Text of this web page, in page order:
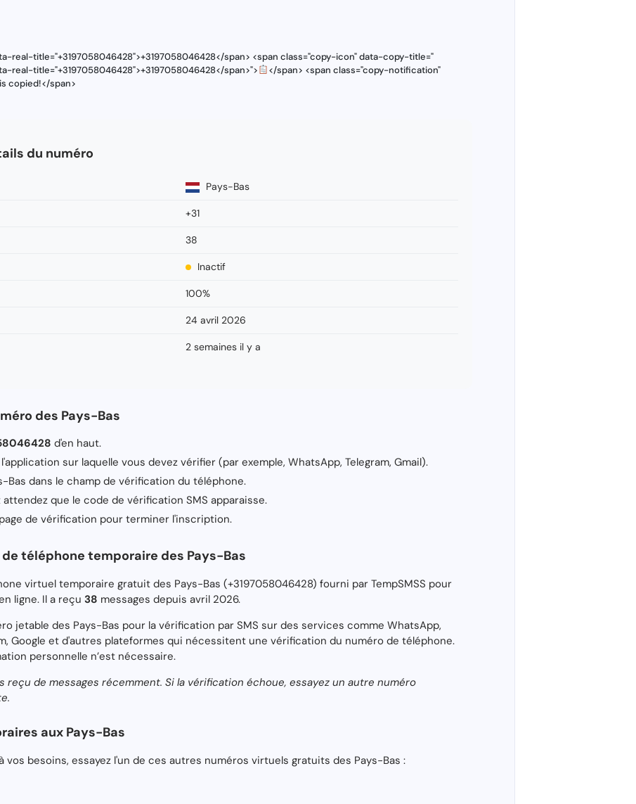
real-title="+3197058046428">+3197058046428</span> <span class="copy-icon" data-copy-title="
real-title="+3197058046428">+3197058046428</span>">
</span> <span class="copy-notification"
copied!</span>
du numéro
Pays-Bas
+31
38
Inactif
100%
24 avril 2026
2 semaines il y a
des Pays-Bas
d'en haut.
sur laquelle vous devez vérifier (par exemple, WhatsApp, Telegram, Gmail).
Bas dans le champ de vérification du téléphone.
que le code de vérification SMS apparaisse.
de vérification pour terminer l'inscription.
téléphone temporaire des Pays-Bas
virtuel temporaire gratuit des Pays-Bas (+3197058046428) fourni par TempSMSS pour
ligne. Il a reçu 38 messages depuis avril 2026.
jetable des Pays-Bas pour la vérification par SMS sur des services comme WhatsApp,
Google et d'autres plateformes qui nécessitent une vérification du numéro de téléphone.
personnelle n’est nécessaire.
reçu de messages récemment. Si la vérification échoue, essayez un autre numéro
aux Pays-Bas
vos besoins, essayez l'un de ces autres numéros virtuels gratuits des Pays-Bas :